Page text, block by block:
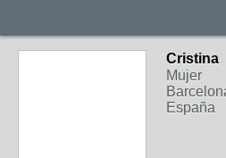
Cristina
Mujer
España